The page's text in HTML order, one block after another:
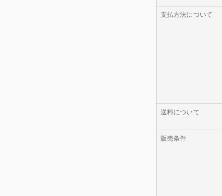
支払方法について
送料について
販売条件